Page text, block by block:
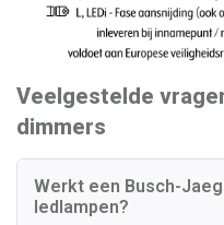
Veelgestelde
dimmers
Werkt een Busch-
ledlampen?